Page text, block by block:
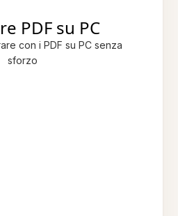
PDF su PC
con i PDF su PC senza
sforzo